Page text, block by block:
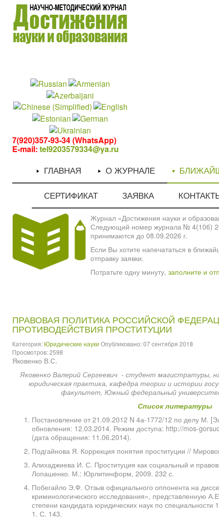
7(920)357-93-34 (WhatsApp)
E-mail: tel9203579334@ya.ru
ГЛАВНАЯ О ЖУРНАЛЕ
СЕРТИФИКАТ ЗАЯВКА
Журнал «Достижения науки и
Следующий номер журнала № 4(106)
принимаются до 08.09.2026 г.
Если Вы хотите напечататься в
отправку заявки.
Потратьте одну минуту, заполните и
ПРАВОВАЯ ПОЛИТИКА РОССИЙСКОЙ
ПРОТИВОДЕЙСТВИЯ ПРОСТИТУЦИИ
Категория: Юридические науки Опубликовано: 07 сентября 2018
Просмотров: 2598
Яковенко В.С.
Яковенко Валерий Сергеевич - студент магистратуры,
юридическая практика, кафедра теории и истории
факультет, Южный федеральный
Список литературы
Постановление от 21.09.2012 N 4а-1772/12 по делу М.
обновления: 12.03.2014. Режим доступа: http://mos-
(дата обращения: 11.06.2014).
Подгайнова Я. Коррекция понятия проституции //
Алихаджиева И. С. Проституция как социальный и
Лопашенко. М.: Юрлитинформ, 2009. 232 с.
Побегайло Э.Ф. Отзыв официального оппонента на
криминологического исследования», представленную
степени кандидата юридических наук по
1. С. 143.